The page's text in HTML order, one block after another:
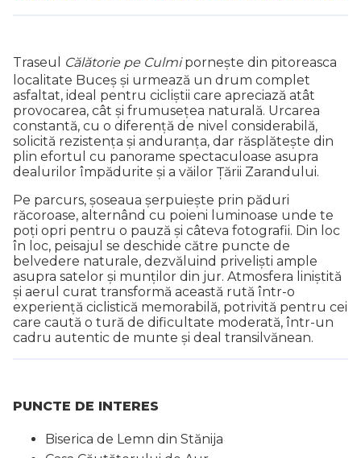
Traseul Călătorie pe Culmipornește din pitoreasca
localitate Buceș și urmează un drum complet
asfaltat, ideal pentru cicliștii care apreciază atât
provocarea, cât și frumusețea naturală. Urcarea
constantă, cu o diferență de nivel considerabilă,
solicită rezistența și anduranța, dar răsplătește din
plin efortul cu panorame spectaculoase asupra
dealurilor împădurite și a văilor Țării Zarandului.
Pe parcurs, șoseaua șerpuiește prin păduri
răcoroase, alternând cu poieni luminoase unde te
poți opri pentru o pauză și câteva fotografii. Din loc
în loc, peisajul se deschide către puncte de
belvedere naturale, dezvăluind priveliști ample
asupra satelor și munților din jur. Atmosfera liniștită
și aerul curat transformă această rută într-o
experiență ciclistică memorabilă, potrivită pentru cei
care caută o tură de dificultate moderată, într-un
cadru autentic de munte și deal transilvănean.
PUNCTE DE INTERES
Biserica de Lemn din Stănija